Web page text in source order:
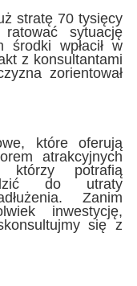
stratę 70 tysięcy
ratować sytuację
wpłacił w
z konsultantami
zorientował
które oferują
atrakcyjnych
którzy potrafią
do utraty
Zanim
inwestycję,
się z